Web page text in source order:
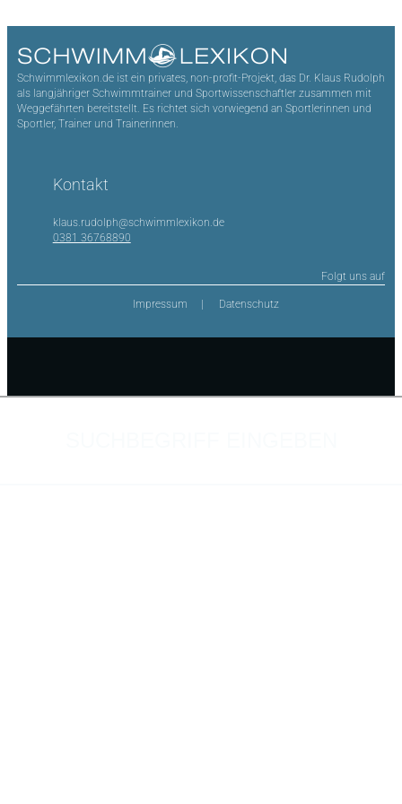
Schwimmlexikon.de ist ein privates, non-profit-Projekt, das Dr. Klaus Rudolph
als langjähriger Schwimmtrainer und Sportwissenschaftler zusammen mit
Weggefährten bereitstellt. Es richtet sich vorwiegend an Sportlerinnen und
Sportler, Trainer und Trainerinnen.
Kontakt
klaus.rudolph@schwimmlexikon.de
0381 36768890
Folgt uns auf
Impressum Datenschutz